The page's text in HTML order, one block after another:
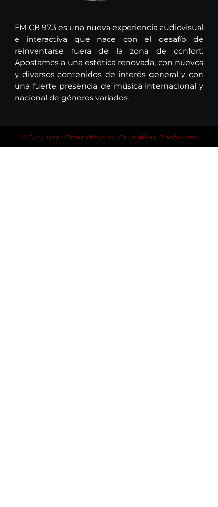
FM CB 97.3 es una nueva experiencia audiovisual
e interactiva que nace con el desafío de
reinventarse fuera de la zona de confort.
Apostamos a una estética renovada, con nuevos
y diversos contenidos de interés general y con
una fuerte presencia de música internacional y
nacional de géneros variados.
© Copyright - Desarrollado porCarvajalMaxi Diseño Web